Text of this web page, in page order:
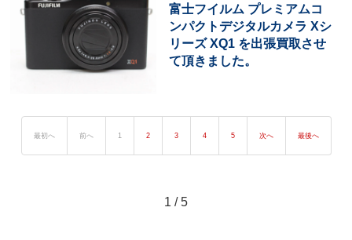
富士フイルム プレミアムコ
ンパクトデジタルカメラ Xシ
リーズ XQ1 を出張買取させ
て頂きました。
最初へ 前へ 1 2 3 4 5 次へ 最後へ
1 / 5